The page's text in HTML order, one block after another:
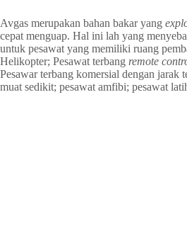
Avgas merupakan bahan bakar yang
cepat menguap. Hal ini lah yang
untuk pesawat yang memiliki ruang
Helikopter; Pesawat terbang remote
Pesawar terbang komersial dengan jarak
muat sedikit; pesawat amfibi; pesawat